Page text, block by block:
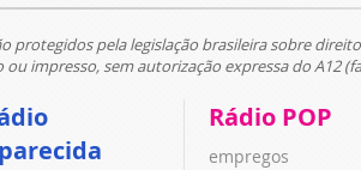
protegidos pela legislação brasileira sobre
impresso, sem autorização expressa do A12
Rádio POP
empregos